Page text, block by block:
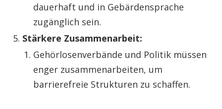
dauerhaft und in Gebärdensprache
zugänglich sein.
Stärkere Zusammenarbeit:
Gehörlosenverbände und Politik müssen
enger zusammenarbeiten, um
barrierefreie Strukturen zu schaffen.